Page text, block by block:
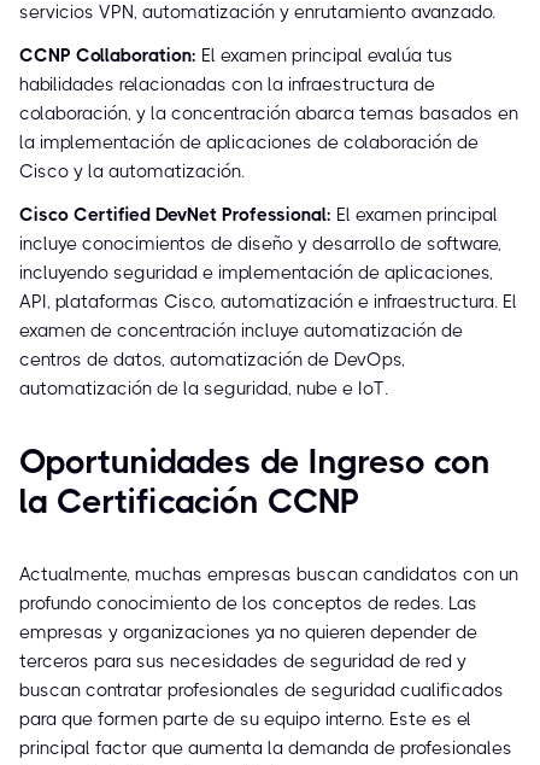
servicios VPN, automatización y enrutamiento avanzado.
CCNP Collaboration: El examen principal evalúa tus
habilidades relacionadas con la infraestructura de
colaboración, y la concentración abarca temas basados en
la implementación de aplicaciones de colaboración de
Cisco y la automatización.
Cisco Certified DevNet Professional: El examen principal
incluye conocimientos de diseño y desarrollo de software,
incluyendo seguridad e implementación de aplicaciones,
API, plataformas Cisco, automatización e infraestructura. El
examen de concentración incluye automatización de
centros de datos, automatización de DevOps,
automatización de la seguridad, nube e IoT.
Oportunidades de Ingreso con
la Certificación CCNP
Actualmente, muchas empresas buscan candidatos con un
profundo conocimiento de los conceptos de redes. Las
empresas y organizaciones ya no quieren depender de
terceros para sus necesidades de seguridad de red y
buscan contratar profesionales de seguridad cualificados
para que formen parte de su equipo interno. Este es el
principal factor que aumenta la demanda de profesionales